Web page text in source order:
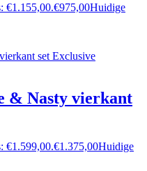
€1.155,00.€975,00Huidige
& Nasty vierkant
€1.599,00.€1.375,00Huidige